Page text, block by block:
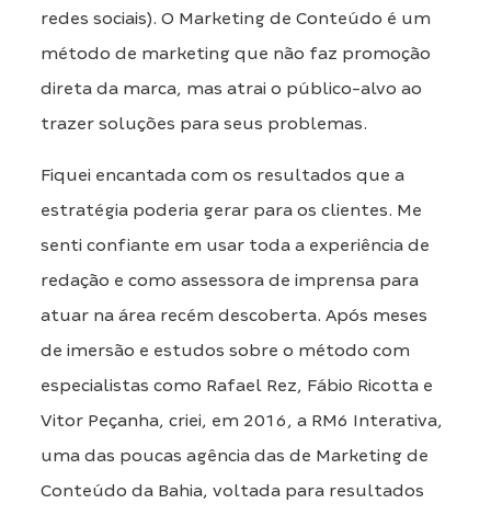
redes sociais). O Marketing de Conteúdo é um
método de marketing que não faz promoção
direta da marca, mas atrai o público-alvo ao
trazer soluções para seus problemas.
Fiquei encantada com os resultados que a
estratégia poderia gerar para os clientes. Me
senti confiante em usar toda a experiência de
redação e como assessora de imprensa para
atuar na área recém descoberta. Após meses
de imersão e estudos sobre o método com
especialistas como Rafael Rez, Fábio Ricotta e
Vitor Peçanha, criei, em 2016, a RM6 Interativa,
uma das poucas agência das de Marketing de
Conteúdo da Bahia, voltada para resultados